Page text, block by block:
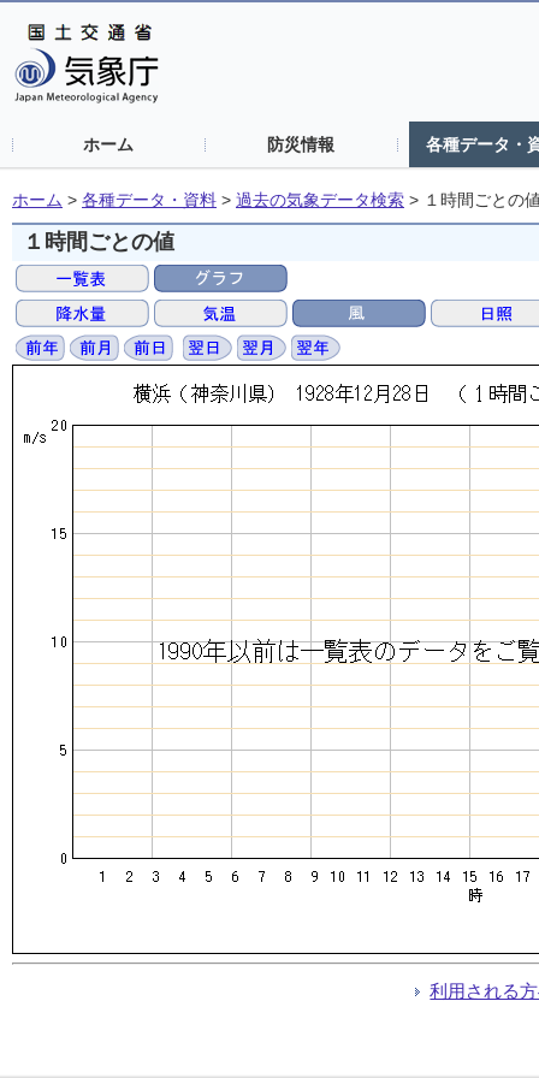
ホーム 防災情報 各種データ・
ホーム > 各種データ・資料 > 過去の気象データ検索 > １時間ごとの
１時間ごとの値
利用される